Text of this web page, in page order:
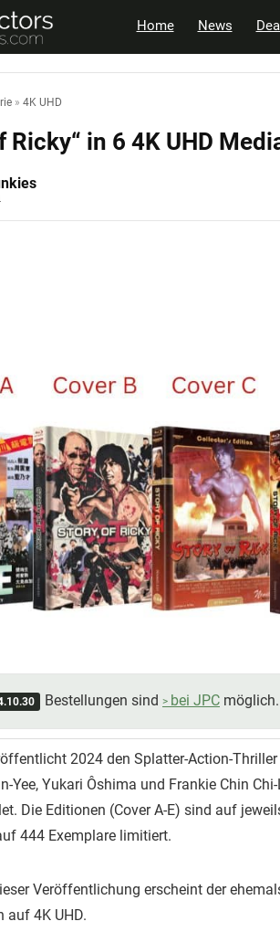
Home News
» 4K UHD
Ricky“ in 6 4K UHD
Bestellungen sind bei JPC möglich.
2024 den Splatter-Action-
Yee, Yukari Ôshima und Frankie Chin
Die Editionen (Cover A-E) sind auf
444 Exemplare limitiert.
Veröffentlichung erscheint der
auf 4K UHD.